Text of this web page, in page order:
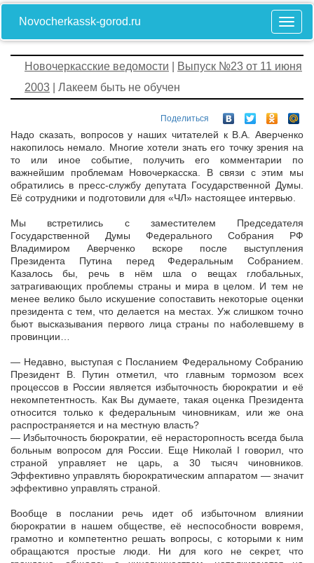
Novocherkassk-gorod.ru
Новочеркасские ведомости
Выпуск №23 от 11 июня
2003 | Лакеем быть не обучен
Поделиться
Надо сказать, вопросов у наших читателей к В.А. Аверченко
накопилось немало. Многие хотели знать его точку зрения на
то или иное событие, получить его комментарии по
важнейшим проблемам Новочеркасска. В связи с этим мы
обратились в пресс-службу депутата Государственной Думы.
Её сотрудники и подготовили для «ЧЛ» настоящее интервью.
Мы встретились с заместителем Председателя
Государственной Думы Федерального Собрания РФ
Владимиром Аверченко вскоре после выступления
Президента Путина перед Федеральным Собранием.
Казалось бы, речь в нём шла о вещах глобальных,
затрагивающих проблемы страны и мира в целом. И тем не
менее велико было искушение сопоставить некоторые оценки
президента с тем, что делается на местах. Уж слишком точно
бьют высказывания первого лица страны по наболевшему в
провинции…
— Недавно, выступая с Посланием Федеральному Собранию
Президент В. Путин отметил, что главным тормозом всех
процессов в России является избыточность бюрократии и её
некомпетентность. Как Вы думаете, такая оценка Президента
относится только к федеральным чиновникам, или же она
распространяется и на местную власть?
— Избыточность бюрократии, её нерасторопность всегда была
больным вопросом для России. Еще Николай I говорил, что
страной управляет не царь, а 30 тысяч чиновников.
Эффективно управлять бюрократическим аппаратом — значит
эффективно управлять страной.
Вообще в послании речь идет об избыточном влиянии
бюрократии в нашем обществе, её неспособности вовремя,
грамотно и компетентно решать вопросы, с которыми к ним
обращаются простые люди. Ни для кого не секрет, что